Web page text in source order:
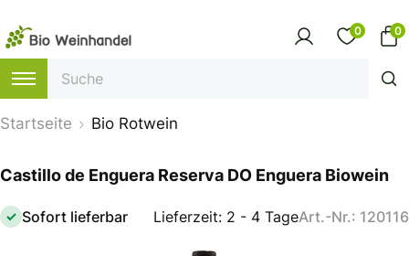
0 0
Startseite Bio Rotwein
Castillo de Enguera Reserva DO Enguera Biowein
Sofort lieferbar Lieferzeit: 2 - 4 TageArt.-Nr.: 120116